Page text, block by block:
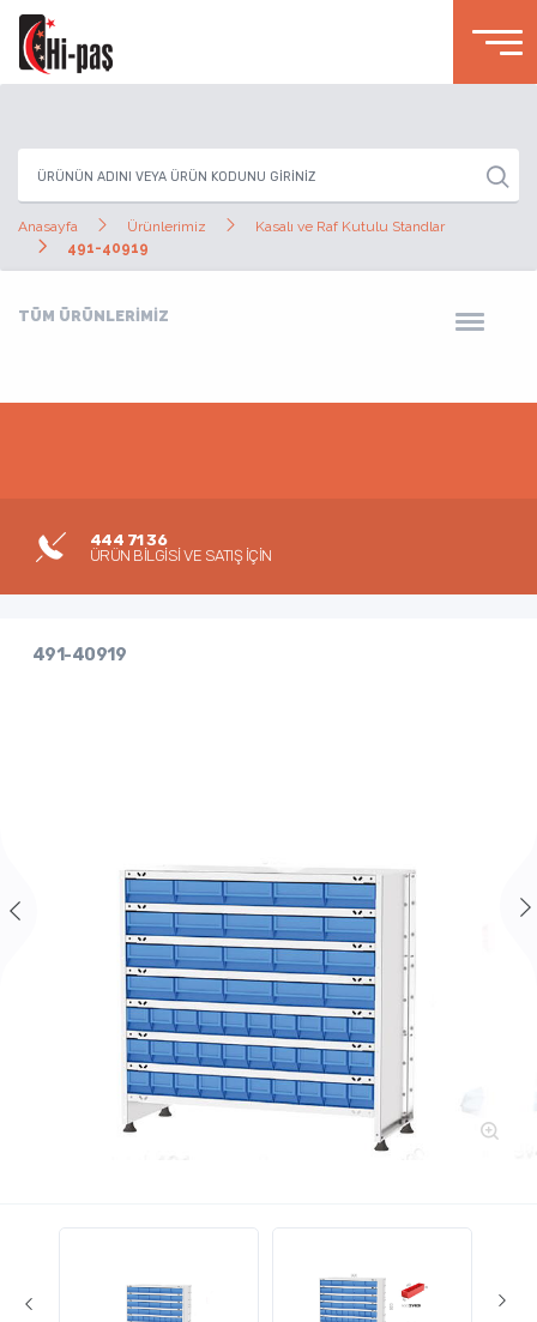
Anasayfa Ürünlerimiz
Kasalı ve Raf Kutulu Standlar
491-40919
TÜM ÜRÜNLERİMİZ
444 71 36
ÜRÜN BİLGİSİ VE SATIŞ İÇİN
491-40919